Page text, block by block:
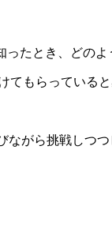
たとき、どのよ
てもらっている
ながら挑戦しつ